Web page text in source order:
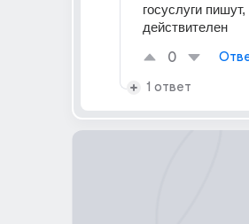
госуслуги
действителен
0
1 ответ